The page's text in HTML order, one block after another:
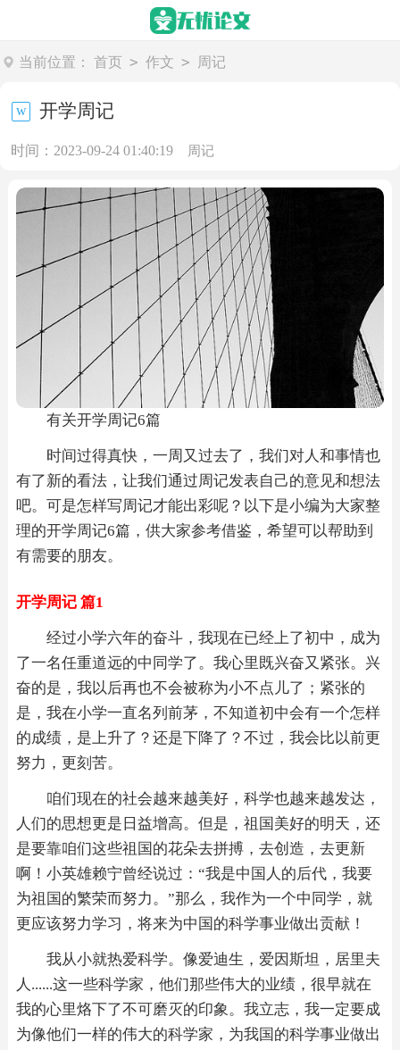
当前位置： 首页 > 作文 > 周记
开学周记
时间：2023-09-24 01:40:19 周记
有关开学周记6篇
时间过得真快，一周又过去了，我们对人和事情也
有了新的看法，让我们通过周记发表自己的意见和想法
吧。可是怎样写周记才能出彩呢？以下是小编为大家整
理的开学周记6篇，供大家参考借鉴，希望可以帮助到
有需要的朋友。
开学周记 篇1
经过小学六年的奋斗，我现在已经上了初中，成为
了一名任重道远的中同学了。我心里既兴奋又紧张。兴
奋的是，我以后再也不会被称为小不点儿了；紧张的
是，我在小学一直名列前茅，不知道初中会有一个怎样
的成绩，是上升了？还是下降了？不过，我会比以前更
努力，更刻苦。
咱们现在的社会越来越美好，科学也越来越发达，
人们的思想更是日益增高。但是，祖国美好的明天，还
是要靠咱们这些祖国的花朵去拼搏，去创造，去更新
啊！小英雄赖宁曾经说过：“我是中国人的后代，我要
为祖国的繁荣而努力。”那么，我作为一个中同学，就
更应该努力学习，将来为中国的科学事业做出贡献！
我从小就热爱科学。像爱迪生，爱因斯坦，居里夫
人......这一些科学家，他们那些伟大的业绩，很早就在
我的心里烙下了不可磨灭的印象。我立志，我一定要成
为像他们一样的伟大的科学家，为我国的科学事业做出